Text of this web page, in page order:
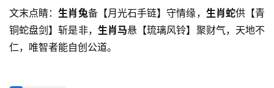
文末点睛：生肖兔备【月光石手链】守情缘， 生肖蛇供【青
铜蛇盘剑】斩是非， 生肖马悬【琉璃风铃】聚财气，天地不
仁，唯智者能自创公道。